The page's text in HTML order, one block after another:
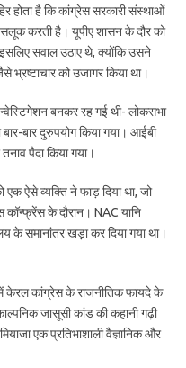
होता है कि कांग्रेस सरकारी संस्थाओं
करती है। यूपीए शासन के दौर को
सवाल उठाए थे, क्योंकि उसने
भ्रष्टाचार को उजागर किया था।
बनकर रह गई थी- लोकसभा
बार दुरुपयोग किया गया। आईबी
पैदा किया गया।
एक ऐसे व्यक्ति ने फाड़ दिया था, जो
के दौरान। NAC यानि
के समानांतर खड़ा कर दिया गया था।
केरल कांग्रेस के राजनीतिक फायदे के
जासूसी कांड की कहानी गढ़ी
एक प्रतिभाशाली वैज्ञानिक और